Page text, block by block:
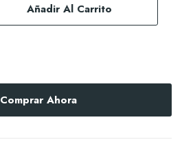
Añadir Al Carrito
Comprar Ahora